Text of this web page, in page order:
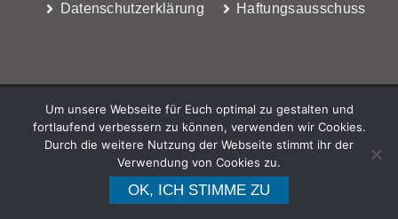
Datenschutzerklärung
Haftungsausschuss
WebDesign Riedel, Rüsselsheim
Um unsere Webseite für Euch optimal zu gestalten und
fortlaufend verbessern zu können, verwenden wir Cookies.
Durch die weitere Nutzung der Webseite stimmt ihr der
Verwendung von Cookies zu.
OK, ICH STIMME ZU